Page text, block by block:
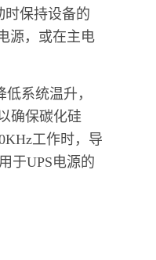
时保持设备的
源，或在主电
系统温升，
确保碳化硅
工作时，导
于UPS电源的